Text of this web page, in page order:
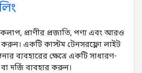
প্রাণীর প্রজাতি, পণ্য এবং আরও
একটি কাস্টম টেনসরফ্লো লাইট
ব্যবহারের ক্ষেত্রে একটি সাধারণ-
দর্জি ব্যবহার করুন।